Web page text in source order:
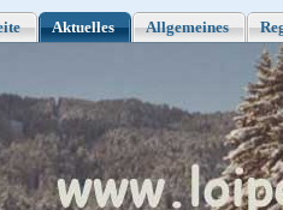
Aktuelles Allgemeines